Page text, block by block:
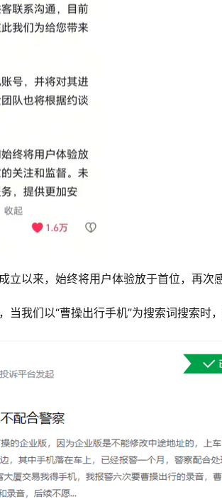
立以来，始终将用户体验放于首位，再次
当我们以“曹操出行手机”为搜索词搜索时